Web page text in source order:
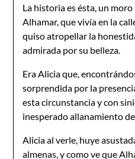
La historia es ésta, un
Alhamar, que vivía en la
quiso atropellar la
admirada por su belleza.
Era Alicia que,
sorprendida por la
esta circunstancia y con
inesperado allanamiento
Alicia al verle, huye
almenas, y como ve que